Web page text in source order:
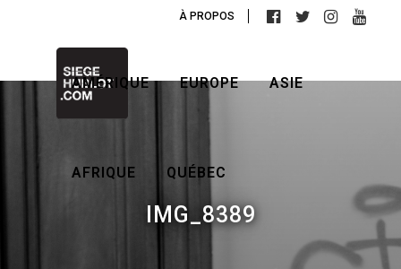
À PROPOS
AMÉRIQUE EUROPE ASIE
AFRIQUE QUÉBEC
IMG_8389